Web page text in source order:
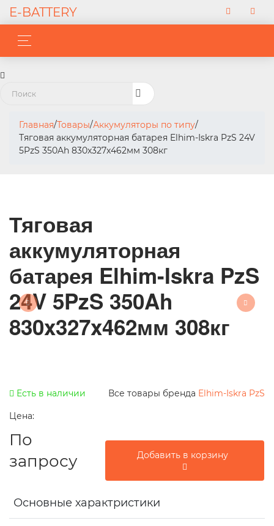
E-BATTERY
Главная/Товары/Аккумуляторы по типу/
Тяговая аккумуляторная батарея Elhim-Iskra PzS 24V
5PzS 350Ah 830x327x462мм 308кг
Тяговая
аккумуляторная
батарея Elhim-Iskra PzS
24V 5PzS 350Ah
830x327x462мм 308кг
Есть в наличии Все товары бренда Elhim-Iskra PzS
Цена:
По
запросу
Добавить в корзину
Основные характристики